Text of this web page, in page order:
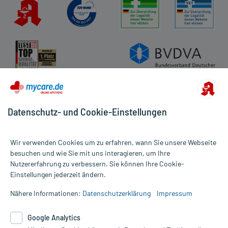
Impressum
Datenschutz
Cookie-Einstellungen
Rückgabe/Widerruf
Alle Preise gelten inkl. MwSt., ggf. zzgl. Versandkosten
Informationen auf dieser Website werden ausschließlich für
die Untersuchung und Behandlung durch einen Arzt. Bitte
Therapien eingeleitet werden können. | Diese Webseite benutzt
Datenschutz- und Cookie-Einstellungen
Wir verwenden Cookies um zu erfahren, wann Sie unsere Webseite
besuchen und wie Sie mit uns interagieren, um Ihre
Nutzererfahrung zu verbessern. Sie können Ihre Cookie-
Einstellungen jederzeit ändern.
Nähere Informationen: Datenschutzerklärung Impressum
Google Analytics